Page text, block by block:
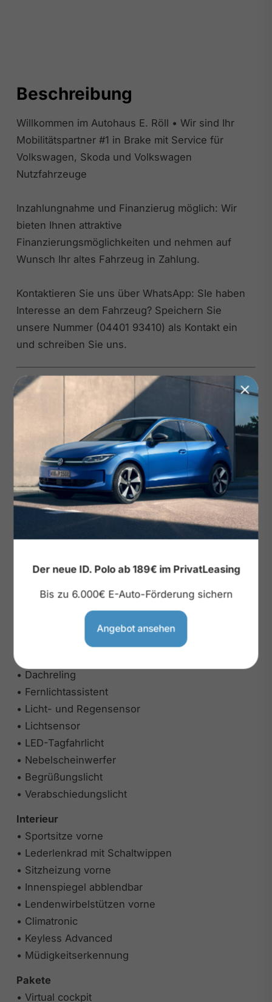
Beschreibung
Willkommen im Autohaus E. Röll • Wir sind Ihr
Mobilitätspartner #1 in Brake mit Service für
Volkswagen, Skoda und Volkswagen
Nutzfahrzeuge
Inzahlungnahme und Finanzierug möglich: Wir
bieten Ihnen attraktive
Finanzierungsmöglichkeiten und nehmen auf
Wunsch Ihr altes Fahrzeug in Zahlung.
Kontaktieren Sie uns über WhatsApp: SIe haben
Interesse an dem Fahrzeug? Speichern Sie
unsere Nummer (04401 93410) als Kontakt ein
und schreiben Sie uns.
Ihr Ansprechpartner:
Herr Kai Janda (Verkaufsleiter)
Tel.: 04401 • 934126 | Mail: kai.janda@autohaus-
Sonstiges
• Netztrennwand
• 2 Leseleuchten vorn und hinten
• Ambientebeleuchtung mehrfarbig
• DCC adaptive Fahrwerksregelung
Reifen & Fahrwerk
• Leichtmetallräder 19"
• Dachreling
• Fernlichtassistent
• Licht- und Regensensor
• Lichtsensor
• LED-Tagfahrlicht
• Nebelscheinwerfer
• Begrüßungslicht
• Verabschiedungslicht
Interieur
• Sportsitze vorne
• Lederlenkrad mit Schaltwippen
• Sitzheizung vorne
• Innenspiegel abblendbar
• Lendenwirbelstützen vorne
• Climatronic
• Keyless Advanced
• Müdigkeitserkennung
Pakete
• Virtual cockpit
Der neue ID. Polo ab 189€ im PrivatLeasing
Bis zu 6.000€ E-Auto-Förderung sichern
Angebot ansehen